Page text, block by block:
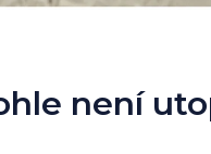
není